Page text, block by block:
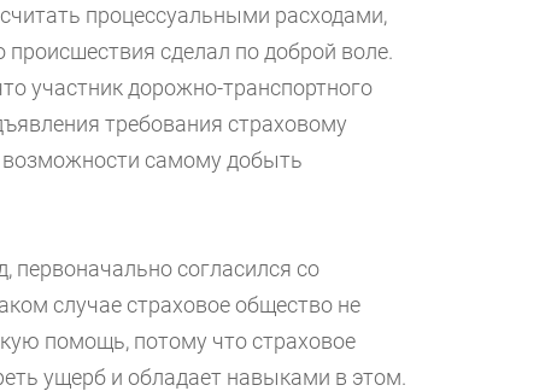
процессуальными расходами,
сделал по доброй воле.
участник дорожно-транспортного
требования страховому
самому добыть
первоначально согласился со
случае страховое общество не
помощь, потому что страховое
ущерб и обладает навыками в этом.